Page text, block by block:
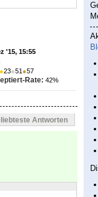
'15, 15:55
●23●51 ●57
Rate: 42%
Antworten